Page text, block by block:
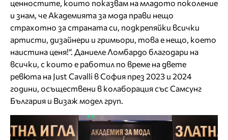
ценностите, които показвам на младото поколение
и знам, че Академията за мода прави нещо
страхотно за страната си, подкрепяйки всички
артисти, дизайнери и гримьори, това е нещо, което
наистина ценя!“. Даниеле Ломбардо благодари на
всички, с които е работил по време на двете
ревюта на Just Cavalli в София през 2023 и 2024
години, осъществени в колаборация със Самсунг
България и Визаж модел груп.